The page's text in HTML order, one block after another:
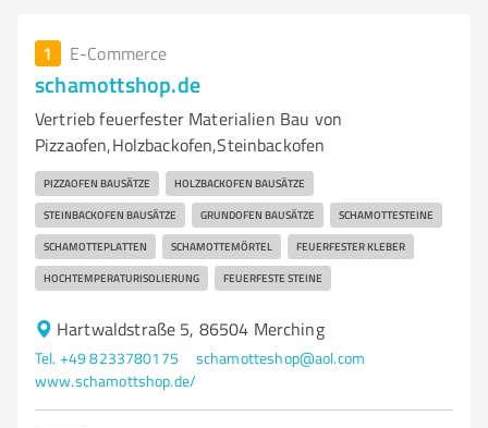
1 E-Commerce
schamottshop.de
Vertrieb feuerfester Materialien Bau von
Pizzaofen,Holzbackofen,Steinbackofen
PIZZAOFEN BAUSÄTZE HOLZBACKOFEN BAUSÄTZE
STEINBACKOFEN BAUSÄTZE GRUNDOFEN BAUSÄTZE SCHAMOTTESTEINE
SCHAMOTTEPLATTEN SCHAMOTTEMÖRTEL FEUERFESTER KLEBER
HOCHTEMPERATURISOLIERUNG FEUERFESTE STEINE
Hartwaldstraße 5, 86504 Merching
Tel. +49 8233780175
schamotteshop@aol.com
www.schamottshop.de/